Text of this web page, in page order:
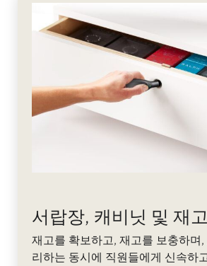
서랍장, 캐비닛 및 재
재고를 확보하고, 재고를 보충하며
리하는 동시에 직원들에게 신속하